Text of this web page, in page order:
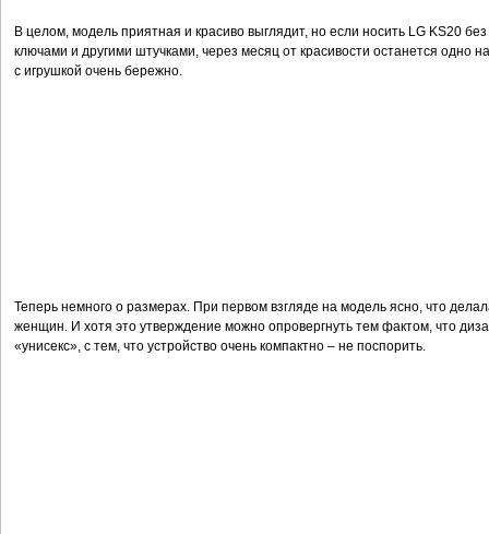
В целом, модель приятная и красиво выглядит, но если носить LG KS20
ключами и другими штучками, через месяц от красивости останется одно
с игрушкой очень бережно.
Теперь немного о размерах. При первом взгляде на модель ясно, что
женщин. И хотя это утверждение можно опровергнуть тем фактом, что
«унисекс», с тем, что устройство очень компактно – не поспорить.